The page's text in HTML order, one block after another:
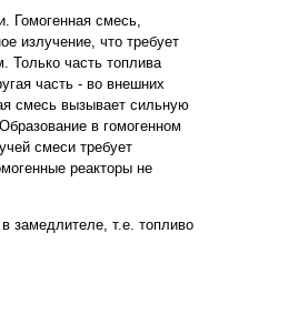
Гомогенная смесь,
излучение, что требует
Только часть топлива
часть - во внешних
смесь вызывает сильную
в гомогенном
смеси требует
реакторы не
замедлителе, т.е. топливо